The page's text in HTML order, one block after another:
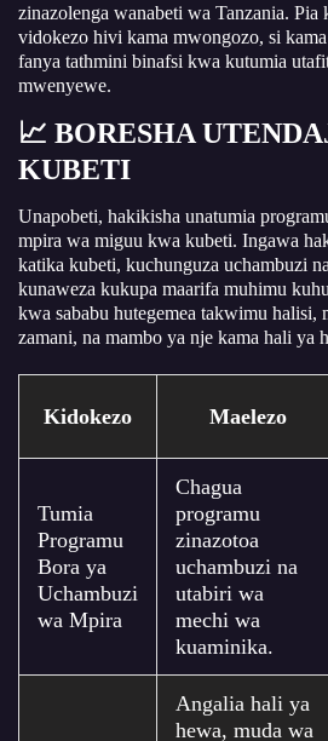
zinazolenga wanabeti wa Tanzania. Pia
vidokezo hivi kama mwongozo, si
fanya tathmini binafsi kwa kutumia
mwenyewe.
📈 BORESHA
KUBETI
Unapobeti, hakikisha unatumia
mpira wa miguu kwa kubeti. Ingawa
katika kubeti, kuchunguza uchambuzi
kunaweza kukupa maarifa muhimu
kwa sababu hutegemea takwimu halisi,
zamani, na mambo ya nje kama hali ya
Kidokezo Maelezo
Tumia
Programu
Bora ya
Uchambuzi
wa Mpira
Chagua
programu
zinazotoa
uchambuzi na
utabiri wa
mechi wa
kuaminika.
Angalia hali ya
hewa, muda wa